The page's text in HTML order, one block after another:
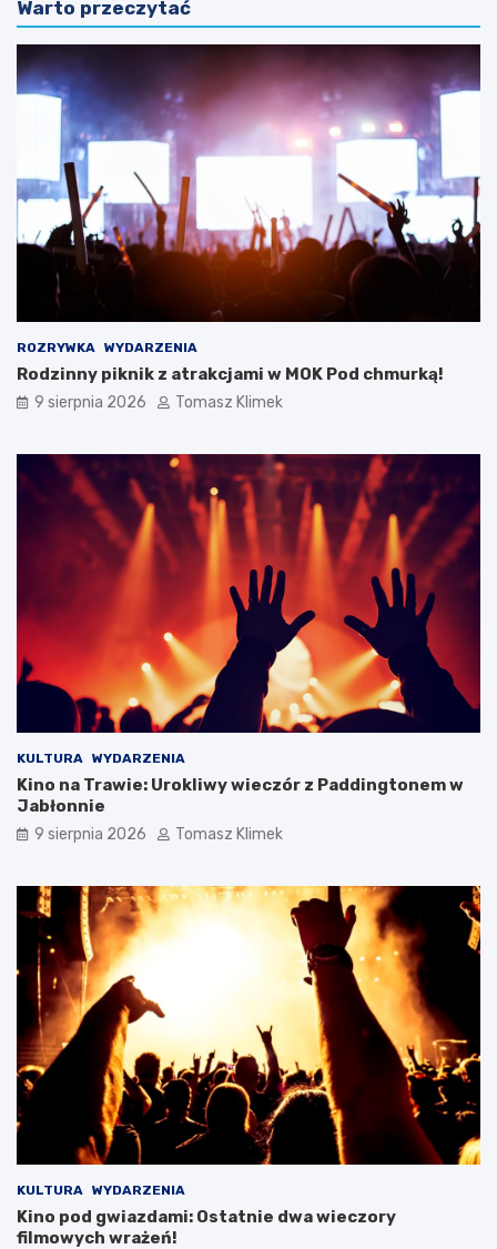
Warto przeczytać
ROZRYWKA WYDARZENIA
Rodzinny piknik z atrakcjami w MOK Pod chmurką!
9 sierpnia 2026 Tomasz Klimek
KULTURA WYDARZENIA
Kino na Trawie: Urokliwy wieczór z Paddingtonem w
Jabłonnie
9 sierpnia 2026 Tomasz Klimek
KULTURA WYDARZENIA
Kino pod gwiazdami: Ostatnie dwa wieczory
filmowych wrażeń!